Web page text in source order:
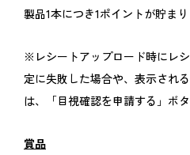
製品1本につき1ポイントが貯まり
※レシートアップロード時にレ
定に失敗した場合や、表示され
は、「目視確認を申請する」ボ
賞品